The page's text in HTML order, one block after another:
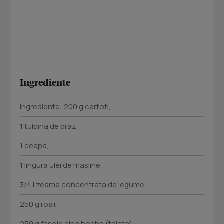
Ingrediente
Ingrediente: 200 g cartofi,
1 tulpina de praz,
1 ceapa,
1 lingura ulei de masline,
3/4 l zeama concentrata de legume,
250 g rosii,